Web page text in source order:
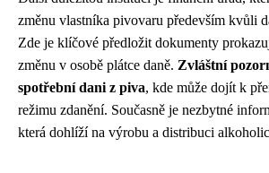
změnu vlastníka pivovaru především kvůli
Zde je klíčové předložit dokumenty
změnu v osobě plátce daně. Zvláštní
spotřební dani z piva, kde může dojít k
režimu zdanění. Současně je nezbytné
která dohlíží na výrobu a distribuci